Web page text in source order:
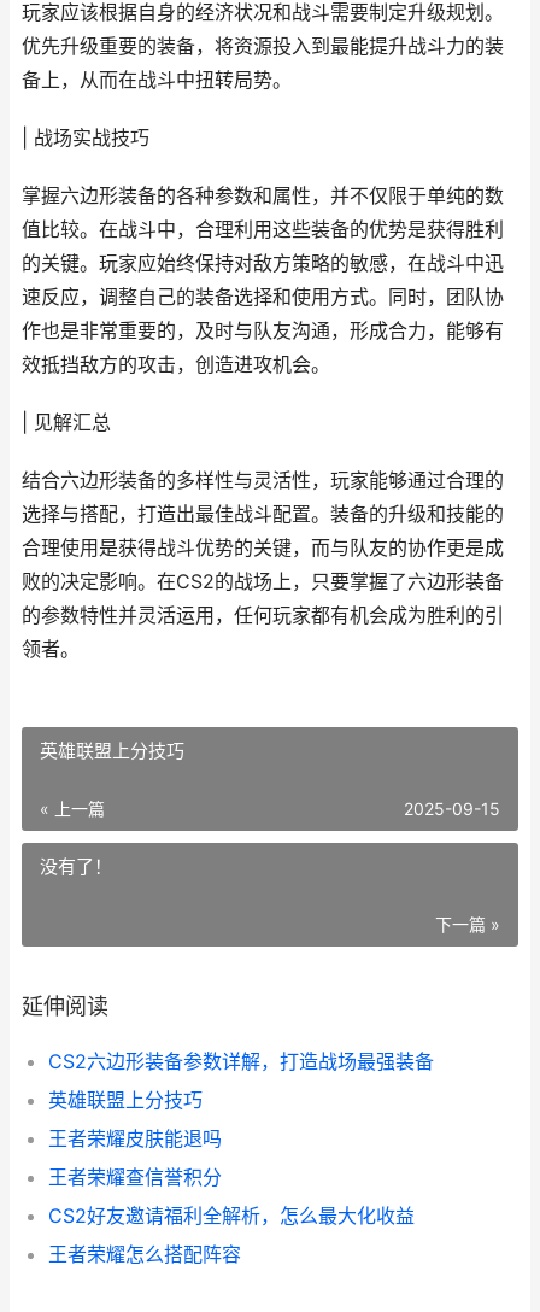
玩家应该根据自身的经济状况和战斗需要制定升级规划。
优先升级重要的装备，将资源投入到最能提升战斗力的装
备上，从而在战斗中扭转局势。
| 战场实战技巧
掌握六边形装备的各种参数和属性，并不仅限于单纯的数
值比较。在战斗中，合理利用这些装备的优势是获得胜利
的关键。玩家应始终保持对敌方策略的敏感，在战斗中迅
速反应，调整自己的装备选择和使用方式。同时，团队协
作也是非常重要的，及时与队友沟通，形成合力，能够有
效抵挡敌方的攻击，创造进攻机会。
| 见解汇总
结合六边形装备的多样性与灵活性，玩家能够通过合理的
选择与搭配，打造出最佳战斗配置。装备的升级和技能的
合理使用是获得战斗优势的关键，而与队友的协作更是成
败的决定影响。在CS2的战场上，只要掌握了六边形装备
的参数特性并灵活运用，任何玩家都有机会成为胜利的引
领者。
英雄联盟上分技巧
« 上一篇 2025-09-15
没有了！
下一篇 »
延伸阅读
CS2六边形装备参数详解，打造战场最强装备
英雄联盟上分技巧
王者荣耀皮肤能退吗
王者荣耀查信誉积分
CS2好友邀请福利全解析，怎么最大化收益
王者荣耀怎么搭配阵容